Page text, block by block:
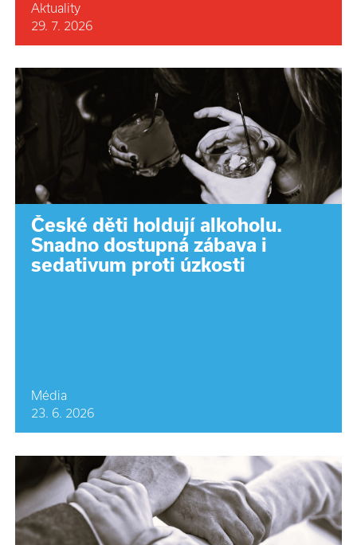
Aktuality
29. 7. 2026
České děti holdují alkoholu.
Snadno dostupná zábava i
sedativum proti úzkosti
Média
23. 6. 2026